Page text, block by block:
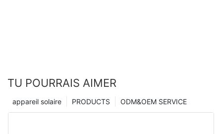
TU POURRAIS AIMER
ODM&OEM SERVICE
PRODUCTS
appareil solaire